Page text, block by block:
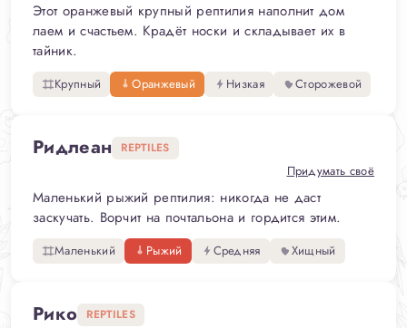
Этот оранжевый крупный рептилия наполнит дом
лаем и счастьем. Крадёт носки и складывает их в
тайник.
Крупный Оранжевый Низкая Сторожевой
Ридлеан REPTILES
Придумать своё
Маленький рыжий рептилия: никогда не даст
заскучать. Ворчит на почтальона и гордится этим.
Маленький Рыжий Средняя Хищный
Рико REPTILES